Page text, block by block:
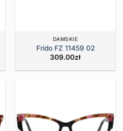
DAMSKIE
Frido FZ 11459 02
309.00zł